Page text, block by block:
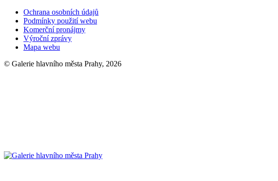
Ochrana osobních údajů
Podmínky použití webu
Komerční pronájmy
Výroční zprávy
Mapa webu
© Galerie hlavního města Prahy, 2026